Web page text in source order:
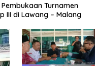
Turnamen
III di Lawang – Malang